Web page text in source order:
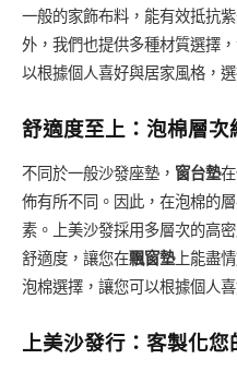
一般的家飾布料，能有效抵抗
外，我們也提供多種材質選擇
以根據個人喜好與居家風格，
舒適度至上：泡棉層次
不同於一般沙發座墊， 窗台墊
佈有所不同。因此，在泡棉的
素。上美沙發採用多層次的高
舒適度，讓您在飄窗墊上能盡
泡棉選擇，讓您可以根據個人
上美沙發行：客製化您